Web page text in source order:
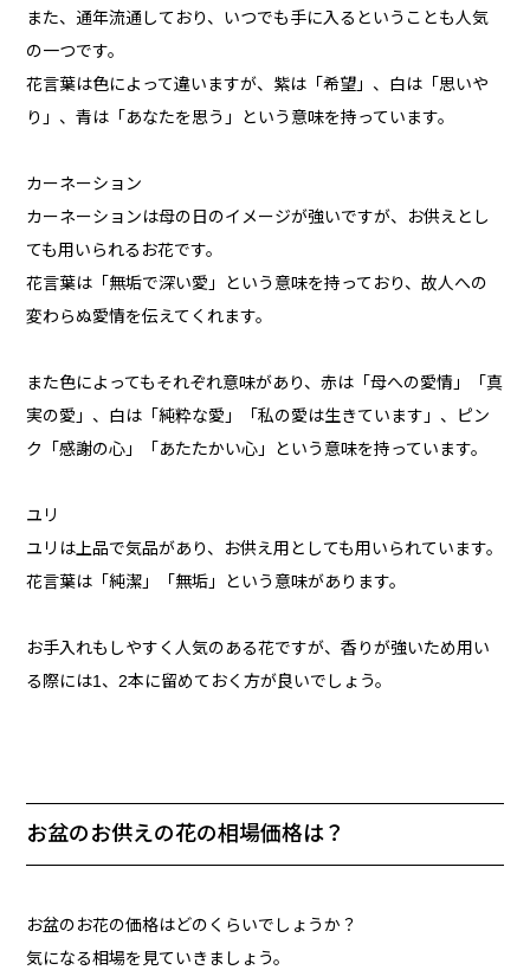
また、通年流通しており、いつでも手に入るということも人気
の一つです。
花言葉は色によって違いますが、紫は「希望」、白は「思いや
り」、青は「あなたを思う」という意味を持っています。
カーネーション
カーネーションは母の日のイメージが強いですが、お供えとし
ても用いられるお花です。
花言葉は「無垢で深い愛」という意味を持っており、故人への
変わらぬ愛情を伝えてくれます。
また色によってもそれぞれ意味があり、赤は「母への愛情」「真
実の愛」、白は「純粋な愛」「私の愛は生きています」、ピン
ク「感謝の心」「あたたかい心」という意味を持っています。
ユリ
ユリは上品で気品があり、お供え用としても用いられています。
花言葉は「純潔」「無垢」という意味があります。
お手入れもしやすく人気のある花ですが、香りが強いため用い
る際には1、2本に留めておく方が良いでしょう。
お盆のお供えの花の相場価格は？
お盆のお花の価格はどのくらいでしょうか？
気になる相場を見ていきましょう。